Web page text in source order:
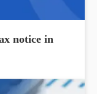
notice in